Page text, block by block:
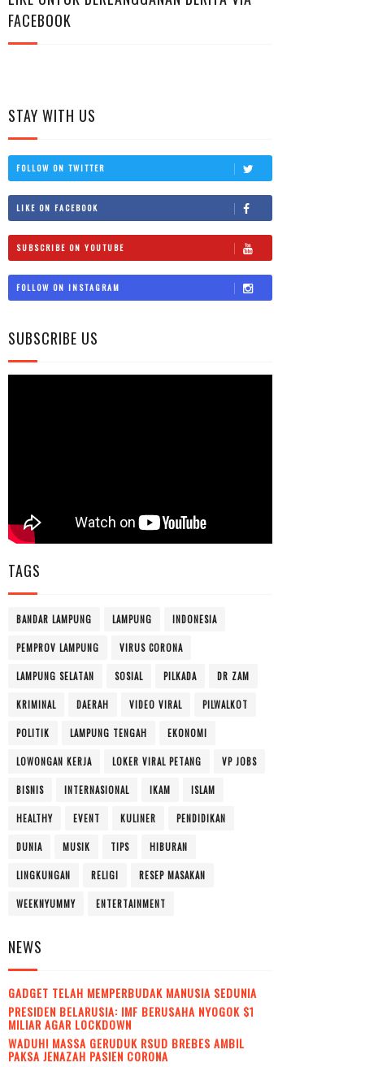
FACEBOOK
STAY WITH US
FOLLOW ON TWITTER
LIKE ON FACEBOOK
SUBSCRIBE ON YOUTUBE
FOLLOW ON INSTAGRAM
SUBSCRIBE US
TAGS
BANDAR LAMPUNG LAMPUNG INDONESIA
PEMPROV LAMPUNG VIRUS CORONA
LAMPUNG SELATAN SOSIAL PILKADA DR ZAM
KRIMINAL DAERAH VIDEO VIRAL PILWALKOT
POLITIK LAMPUNG TENGAH EKONOMI
LOWONGAN KERJA LOKER VIRAL PETANG VP JOBS
BISNIS INTERNASIONAL IKAM ISLAM
HEALTHY EVENT KULINER PENDIDIKAN
DUNIA MUSIK TIPS HIBURAN
LINGKUNGAN RELIGI RESEP MASAKAN
WEEKNYUMMY ENTERTAINMENT
NEWS
GADGET TELAH MEMPERBUDAK MANUSIA SEDUNIA
PRESIDEN BELARUSIA: IMF BERUSAHA NYOGOK $1
MILIAR AGAR LOCKDOWN
WADUH! MASSA GERUDUK RSUD BREBES AMBIL
PAKSA JENAZAH PASIEN CORONA